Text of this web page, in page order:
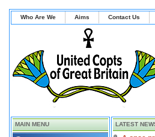
Who Are We Aims Contact Us
MAIN MENU LATEST